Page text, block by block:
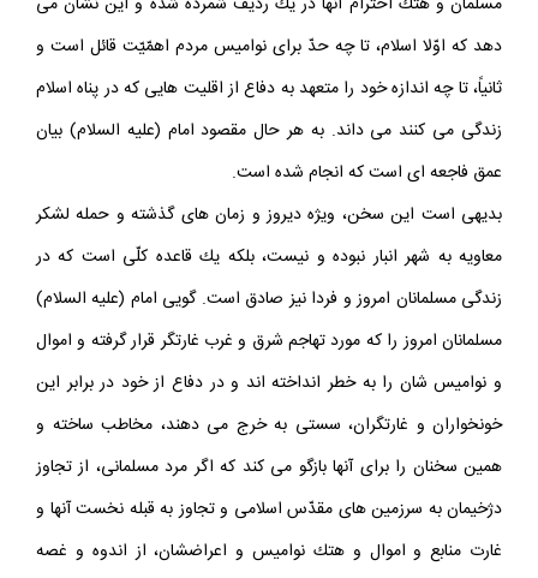
دهد كه اوّلا اسلام، تا چه حدّ براى نواميس مردم اهمّيّت قائل است و
ثانياً، تا چه اندازه خود را متعهد به دفاع از اقليت هايى كه در پناه اسلام
زندگى مى كنند مى داند. به هر حال مقصود امام (عليه السلام) بيان
عمق فاجعه اى است كه انجام شده است.
بديهى است اين سخن، ويژه ديروز و زمان هاى گذشته و حمله لشكر
معاويه به شهر انبار نبوده و نيست، بلكه يك قاعده كلّى است كه در
زندگى مسلمانان امروز و فردا نيز صادق است. گويى امام (عليه السلام)
مسلمانان امروز را كه مورد تهاجم شرق و غرب غارتگر قرار گرفته و اموال
و نواميس شان را به خطر انداخته اند و در دفاع از خود در برابر اين
خونخواران و غارتگران، سستى به خرج مى دهند، مخاطب ساخته و
همين سخنان را براى آنها بازگو مى كند كه اگر مرد مسلمانى، از تجاوز
دژخيمان به سرزمين هاى مقدّس اسلامى و تجاوز به قبله نخست آنها و
غارت منابع و اموال و هتك نواميس و اعراضشان، از اندوه و غصه